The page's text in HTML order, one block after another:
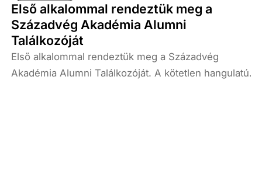
Első alkalommal rendeztük meg a
Századvég Akadémia Alumni
Találkozóját
Első alkalommal rendeztük meg a Századvég
Akadémia Alumni Találkozóját. A kötetlen hangulatú